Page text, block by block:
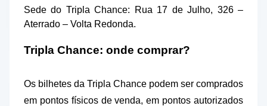
Sede do Tripla Chance: Rua 17 de Julho, 326 –
Aterrado – Volta Redonda.
Tripla Chance: onde comprar?
Os bilhetes da Tripla Chance podem ser comprados
em pontos físicos de venda, em pontos autorizados